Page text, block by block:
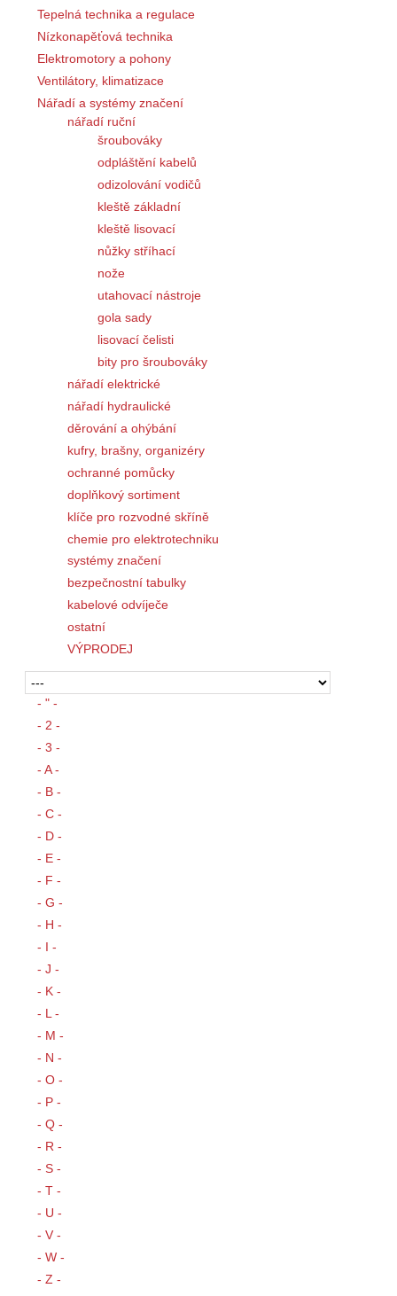
Tepelná technika a regulace
Nízkonapěťová technika
Elektromotory a pohony
Ventilátory, klimatizace
Nářadí a systémy značení
nářadí ruční
šroubováky
odpláštění kabelů
odizolování vodičů
kleště základní
kleště lisovací
nůžky stříhací
nože
utahovací nástroje
gola sady
lisovací čelisti
bity pro šroubováky
nářadí elektrické
nářadí hydraulické
děrování a ohýbání
kufry, brašny, organizéry
ochranné pomůcky
doplňkový sortiment
klíče pro rozvodné skříně
chemie pro elektrotechniku
systémy značení
bezpečnostní tabulky
kabelové odvíječe
ostatní
VÝPRODEJ
- " -
- 2 -
- 3 -
- A -
- B -
- C -
- D -
- E -
- F -
- G -
- H -
- I -
- J -
- K -
- L -
- M -
- N -
- O -
- P -
- Q -
- R -
- S -
- T -
- U -
- V -
- W -
- Z -